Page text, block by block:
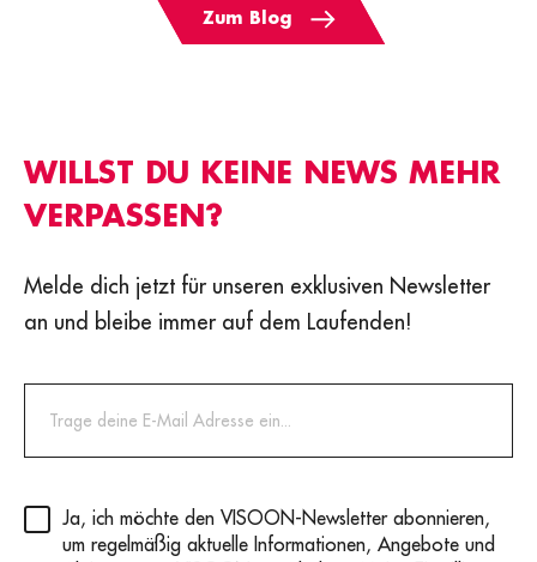
Zum Blog
WILLST DU KEINE NEWS MEHR
VERPASSEN?
Melde dich jetzt für unseren exklusiven Newsletter
an und bleibe immer auf dem Laufenden!
Privacy(erforderlich)
Ja, ich möchte den VISOON-Newsletter abonnieren,
um regelmäßig aktuelle Informationen, Angebote und